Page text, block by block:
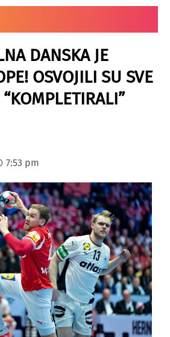
DANSKA JE
OSVOJILI SU SVE
7:53 pm